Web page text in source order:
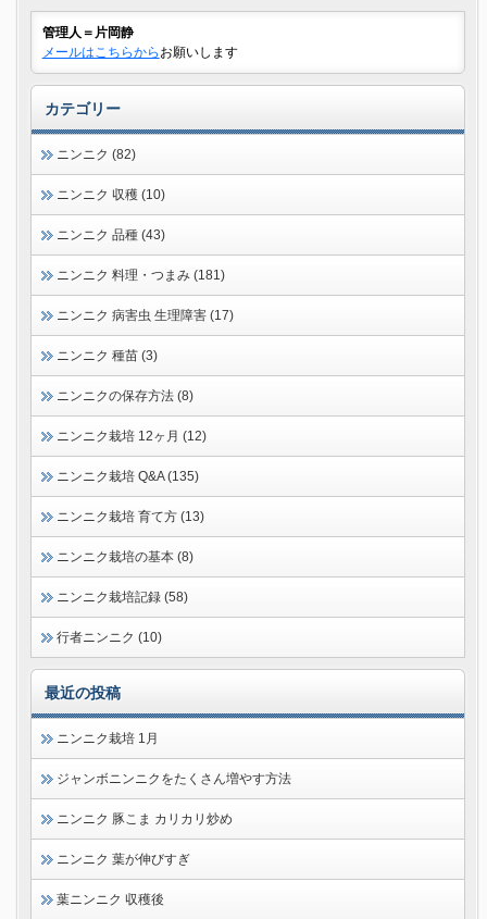
管理人＝片岡静
メールはこちらから お願いします
カテゴリー
ニンニク (82)
ニンニク 収穫 (10)
ニンニク 品種 (43)
ニンニク 料理・つまみ (181)
ニンニク 病害虫 生理障害 (17)
ニンニク 種苗 (3)
ニンニクの保存方法 (8)
ニンニク栽培 12ヶ月 (12)
ニンニク栽培 Q&A (135)
ニンニク栽培 育て方 (13)
ニンニク栽培の基本 (8)
ニンニク栽培記録 (58)
行者ニンニク (10)
最近の投稿
ニンニク栽培 1月
ジャンボニンニクをたくさん増やす方法
ニンニク 豚こま カリカリ炒め
ニンニク 葉が伸びすぎ
葉ニンニク 収穫後